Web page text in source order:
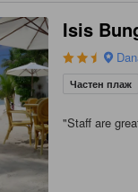
Isis
Частен плаж
"Staff are